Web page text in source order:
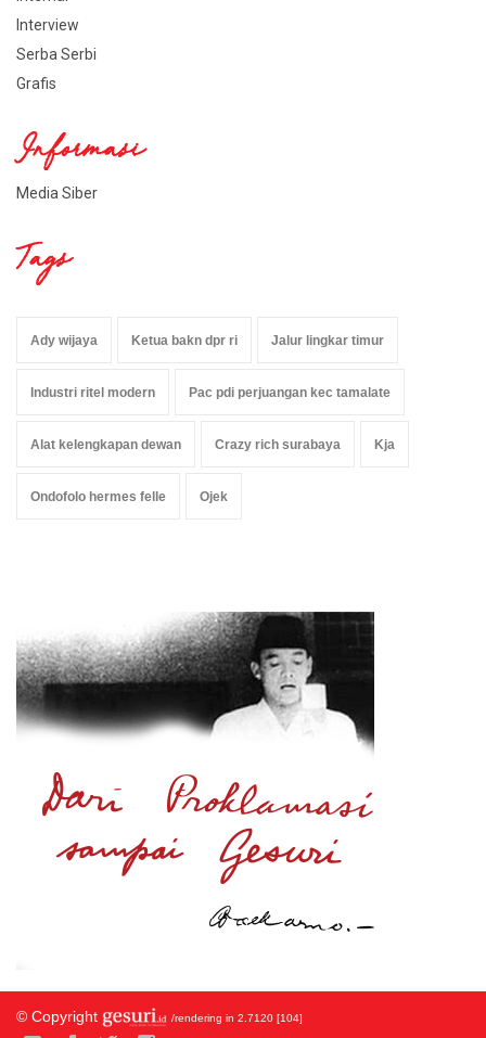
Interview
Serba Serbi
Grafis
Informasi
Media Siber
Tags
Ady wijaya Ketua bakn dpr ri Jalur lingkar timur
Industri ritel modern Pac pdi perjuangan kec tamalate
Alat kelengkapan dewan Crazy rich surabaya Kja
Ondofolo hermes felle Ojek
© Copyright /rendering in 2.7120 [104]